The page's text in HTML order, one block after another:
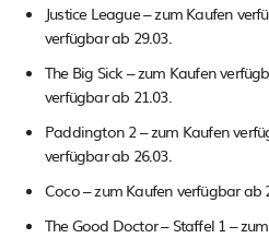
Justice League – zum Kaufen
verfügbar ab 29.03.
The Big Sick – zum Kaufen
verfügbar ab 21.03.
Paddington 2 – zum Kaufen
verfügbar ab 26.03.
Coco – zum Kaufen verfügbar ab
The Good Doctor – Staffel 1 –